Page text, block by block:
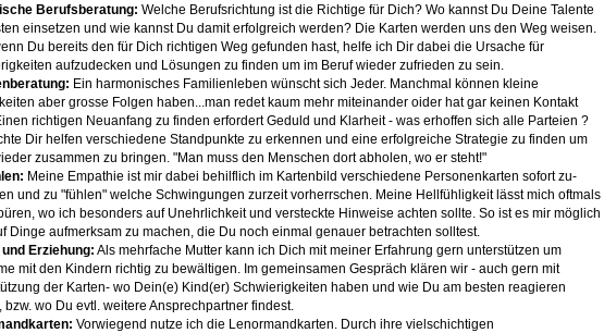
Berufsberatung: Welche Berufsrichtung ist die Richtige für Dich? Wo kannst Du Deine Talente
einsetzen und wie kannst Du damit erfolgreich werden? Die Karten werden uns den Weg weisen.
Du bereits den für Dich richtigen Weg gefunden hast, helfe ich Dir dabei die Ursache für
aufzudecken und Lösungen zu finden um im Beruf wieder zufrieden zu sein.
Ein harmonisches Familienleben wünscht sich Jeder. Manchmal können kleine
aber grosse Folgen haben...man redet kaum mehr miteinander oider hat gar keinen Kontakt
richtigen Neuanfang zu finden erfordert Geduld und Klarheit - was erhoffen sich alle Parteien ?
Dir helfen verschiedene Standpunkte zu erkennen und eine erfolgreiche Strategie zu finden um
zusammen zu bringen. "Man muss den Menschen dort abholen, wo er steht!"
Meine Empathie ist mir dabei behilflich im Kartenbild verschiedene Personenkarten sofort zu-
und zu "fühlen" welche Schwingungen zurzeit vorherrschen. Meine Hellfühligkeit lässt mich oftmals
wo ich besonders auf Unehrlichkeit und versteckte Hinweise achten sollte. So ist es mir möglich
Dinge aufmerksam zu machen, die Du noch einmal genauer betrachten solltest.
Erziehung: Als mehrfache Mutter kann ich Dich mit meiner Erfahrung gern unterstützen um
mit den Kindern richtig zu bewältigen. Im gemeinsamen Gespräch klären wir - auch gern mit
der Karten- wo Dein(e) Kind(er) Schwierigkeiten haben und wie Du am besten reagieren
bzw. wo Du evtl. weitere Ansprechpartner findest.
Vorwiegend nutze ich die Lenormandkarten. Durch ihre vielschichtigen